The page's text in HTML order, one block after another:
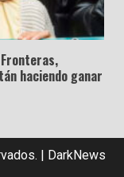
haciendo ganar
DarkNews